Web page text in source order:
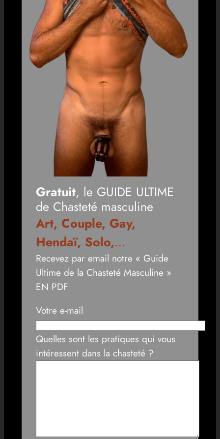
Gratuit, le GUIDE ULTIME
de Chasteté masculine
Art, Couple, Gay,
Hendaï, Solo,…
Recevez par email notre « Guide
Ultime de la Chasteté Masculine »
EN PDF
Votre e-mail
Quelles sont les pratiques qui vous
intéressent dans la chasteté ?